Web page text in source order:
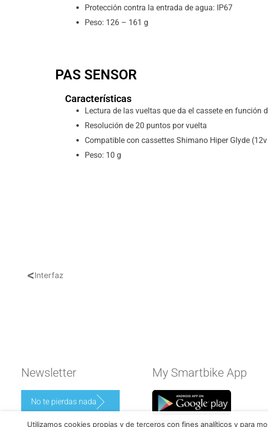
Protección contra la entrada de agua: IP67
Peso: 126 – 161 g
PAS SENSOR
Características
Lectura de las vueltas que da el cassete en función
Resolución de 20 puntos por vuelta
Compatible con cassettes Shimano Hiper Glyde
Peso: 10 g
<Interfaz
Newsletter
No te pierdas nada
My Smartbike App
Utilizamos cookies propias y de terceros con fines analíticos y para